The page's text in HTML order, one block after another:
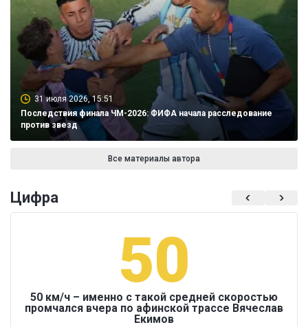
31 июля 2026, 15:51
Последствия финала ЧМ-2026: ФИФА начала расследование
против звезд
Все материалы автора
Цифра
50
50 км/ч – именно с такой средней скоростью
промчался вчера по афинской трассе Вячеслав
Екимов